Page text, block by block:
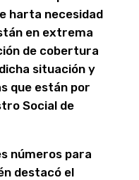
harta necesidad
en extrema
de cobertura
situación y
que están por
Social de
números para
destacó el